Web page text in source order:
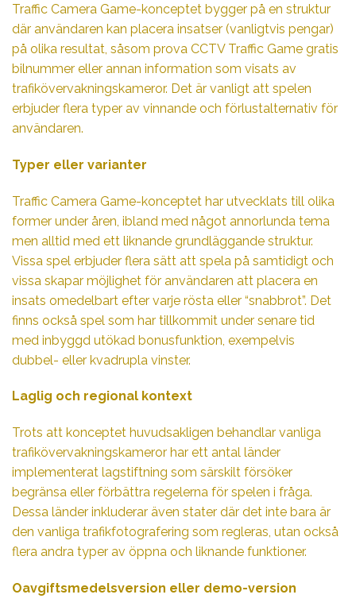
Traffic Camera Game-konceptet bygger på en struktur
där användaren kan placera insatser (vanligtvis pengar)
på olika resultat, såsom prova CCTV Traffic Game gratis
bilnummer eller annan information som visats av
trafikövervakningskameror. Det är vanligt att spelen
erbjuder flera typer av vinnande och förlustalternativ för
användaren.
Typer eller varianter
Traffic Camera Game-konceptet har utvecklats till olika
former under åren, ibland med något annorlunda tema
men alltid med ett liknande grundläggande struktur.
Vissa spel erbjuder flera sätt att spela på samtidigt och
vissa skapar möjlighet för användaren att placera en
insats omedelbart efter varje rösta eller “snabbrot”. Det
finns också spel som har tillkommit under senare tid
med inbyggd utökad bonusfunktion, exempelvis
dubbel- eller kvadrupla vinster.
Laglig och regional kontext
Trots att konceptet huvudsakligen behandlar vanliga
trafikövervakningskameror har ett antal länder
implementerat lagstiftning som särskilt försöker
begränsa eller förbättra regelerna för spelen i fråga.
Dessa länder inkluderar även stater där det inte bara är
den vanliga trafikfotografering som regleras, utan också
flera andra typer av öppna och liknande funktioner.
Oavgiftsmedelsversion eller demo-version